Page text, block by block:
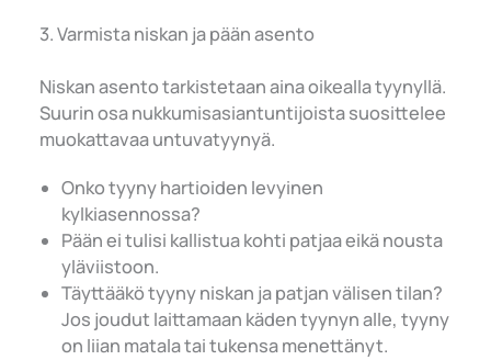
3. Varmista niskan ja pään asento
Niskan asento tarkistetaan aina oikealla tyynyllä.
Suurin osa nukkumisasiantuntijoista suosittelee
muokattavaa untuvatyynyä.
Onko tyyny hartioiden levyinen
kylkiasennossa?
Pään ei tulisi kallistua kohti patjaa eikä nousta
yläviistoon.
Täyttääkö tyyny niskan ja patjan välisen tilan?
Jos joudut laittamaan käden tyynyn alle, tyyny
on liian matala tai tukensa menettänyt.